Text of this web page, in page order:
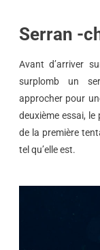
Serran -
Avant d’arriver
surplomb un
approcher pour
deuxième essai,
de la première
tel qu’elle est.